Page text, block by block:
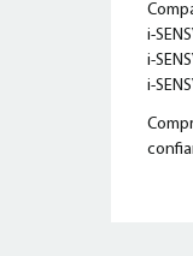
i-
i-
i-